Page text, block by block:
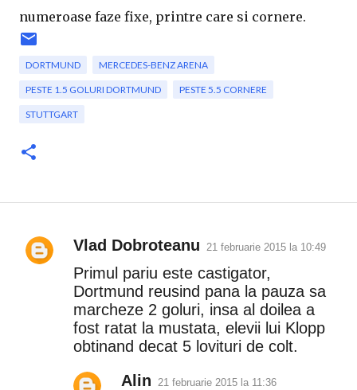
numeroase faze fixe, printre care si cornere.
DORTMUND MERCEDES-BENZ ARENA
PESTE 1.5 GOLURI DORTMUND PESTE 5.5 CORNERE
STUTTGART
C
Vlad Dobroteanu 21 februarie 2015 la 10:49
Primul pariu este castigator,
Dortmund reusind pana la pauza sa
marcheze 2 goluri, insa al doilea a
fost ratat la mustata, elevii lui Klopp
obtinand decat 5 lovituri de colt.
Alin 21 februarie 2015 la 11:36